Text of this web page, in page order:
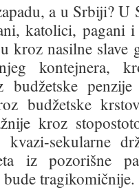
a u Srbiji? U
katolici, pagani
kroz nasilne slave
kontejnera,
penzije
budžetske
kroz
sekularne
iz pozorišne
tragikomičnije.